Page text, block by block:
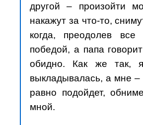
другой – произойти
накажут за что-то,
когда, преодолев
победой, а папа
обидно. Как же так, я
выкладывалась, а мне
равно подойдет,
мной.